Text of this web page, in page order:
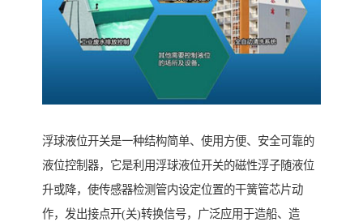
浮球液位开关是一种结构简单、使用方便、安全可靠的
液位控制器，它是利用浮球液位开关的磁性浮子随液位
升或降，使传感器检测管内设定位置的干簧管芯片动
作，发出接点开(关)转换信号，广泛应用于造船、造